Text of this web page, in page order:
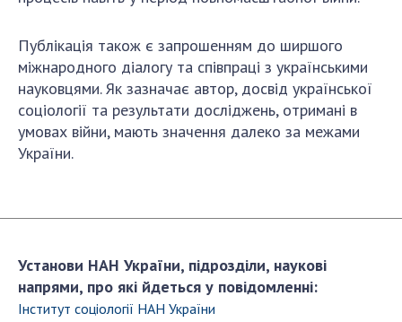
Нормативні акти НАН України
Державний бюджет НАН України
Вибори до складу НАН України
Бланки документів
ЗАСІДАННЯ ПРЕЗИДІЇ НАН УКРАЇНИ
НАУКОВІ ВИДАННЯ
МЕДІА ПРО НАС
Публікація також є запрошенням до ширшого
міжнародного діалогу та співпраці з українськими
науковцями. Як зазначає автор, досвід української
соціології та результати досліджень, отримані в
умовах війни, мають значення далеко за межами
України.
Установи НАН України, підрозділи, наукові
напрями, про які йдеться у повідомленні:
Інститут соціології НАН України